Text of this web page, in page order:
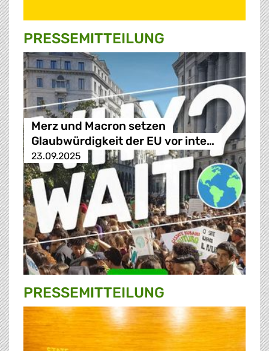
PRESSE­MITTEILUNG
Merz und Macron setzen
Glaubwürdigkeit der EU vor inte…
23.09.2025
PRESSE­MITTEILUNG